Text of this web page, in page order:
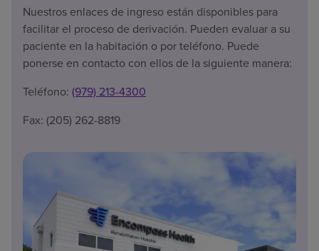
Nuestros enlaces de ingreso están disponibles para
facilitar el proceso de derivación. Pueden evaluar a su
paciente en la habitación o por teléfono. Puede
ponerse en contacto con ellos de la siguiente manera:
Teléfono: (979) 213-4300
Fax: (205) 262-8819